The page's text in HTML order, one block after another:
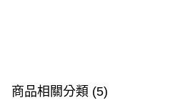
商品相關分類 (5)